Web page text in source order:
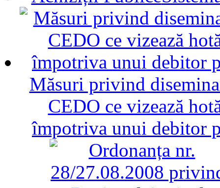
Măsuri privind
CEDO ce vizează
împotriva unui debitor